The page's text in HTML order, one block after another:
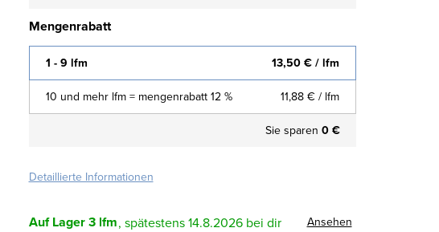
Mengenrabatt
1 - 9 lfm 13,50 € / lfm
10 und mehr lfm = mengenrabatt 12 % 11,88 € / lfm
Sie sparen 0 €
Detaillierte Informationen
Auf Lager3 lfm 14.8.2026
Ansehen